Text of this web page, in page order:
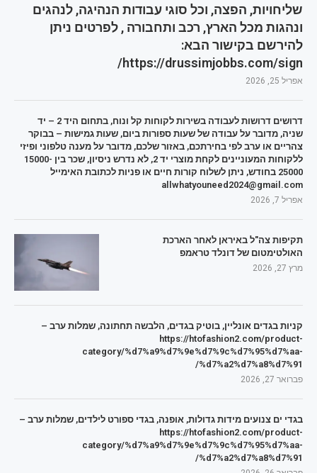
שליחויות, הפצה, וכל סוגי עבודות הנהיגה, לנהגים
ונהגות מכל הארץ, רכב ותחבורה , לפרטים ניתן
להירשם בקישור הבא:
https://drussimjobbs.com/sign/
אפריל 25, 2026
דרושים דרושות לעבודה בשירות לקוחות קל ונוח, בתחום היד 2 – יד
שניה, מדובר על עבודה של שעות ספורות ביום, שעות גמישות – בבוקר
צהריים או ערב לפי בחירתכם, באזור שלכם, מדובר על מענה טלפוני ופיזי
ללקוחות המעוניינים לקחת מוצרי יד 2, לא נדרש ניסיון, שכר בין 15000-
25000 בחודש, ניתן לשלוח קורות חיים או פניות לכתובת האימייל
allwhatyouneed2024@gmail.com
אפריל 7, 2026
תקיפות צה"ל באיראן לאחר הארכת
האולטימטום של דונלד טראמפ
מרץ 27, 2026
קניות בגדים אונליין, בוטיק בגדים, הלבשה תחתונה, שמלות ערב –
https://htofashion2.com/product-
category/%d7%a9%d7%9e%d7%9c%d7%95%d7%aa-
%d7%a2%d7%a8%d7%91/
פברואר 27, 2026
בגדי ים צנועים מידות גדולות, אופנה, בגדי ספורט לילדים, שמלות ערב –
https://htofashion2.com/product-
category/%d7%a9%d7%9e%d7%9c%d7%95%d7%aa-
%d7%a2%d7%a8%d7%91/